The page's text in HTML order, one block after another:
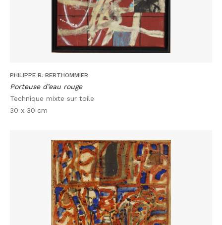
PHILIPPE R. BERTHOMMIER
Porteuse d’eau rouge
Technique mixte sur toile
30 x 30 cm